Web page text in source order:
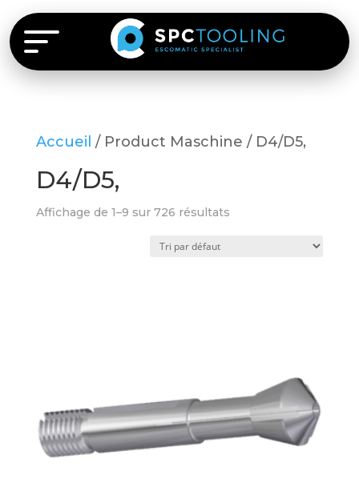
Accueil / Product Maschine / D4/D5,
D4/D5,
Affichage de 1–9 sur 726 résultats